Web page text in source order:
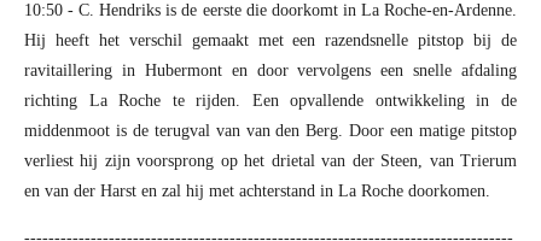
10:50 - C. Hendriks is de eerste die doorkomt in La Roche-en-Ardenne.
Hij heeft het verschil gemaakt met een razendsnelle pitstop bij de
ravitaillering in Hubermont en door vervolgens een snelle afdaling
richting La Roche te rijden. Een opvallende ontwikkeling in de
middenmoot is de terugval van van den Berg. Door een matige pitstop
verliest hij zijn voorsprong op het drietal van der Steen, van Trierum
en van der Harst en zal hij met achterstand in La Roche doorkomen.